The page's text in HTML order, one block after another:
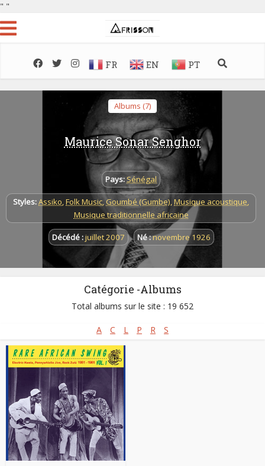
" "
FR EN PT
Albums (7)
Maurice Sonar Senghor
Pays:Sénégal
Styles:Assiko,Folk Music,Goumbé (Gumbe),Musique acoustique,
Musique traditionnelle africaine
Décédé :juillet 2007 Né :novembre 1926
Catégorie -Albums
Total albums sur le site : 19 652
A C L P R S